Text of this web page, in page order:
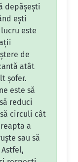
depășești
ești
este
de
atât
șofer.
este să
reduci
circuli cât
a
sau să